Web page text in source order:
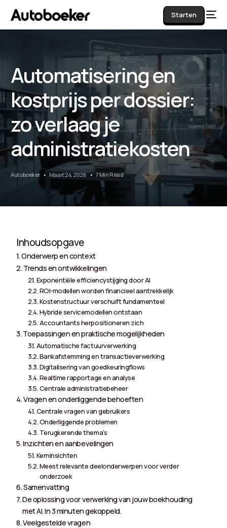
Starten
Automatisering en
kostprijs per dossier:
zo verlaag je
administratiekosten
Autoboeker Maart 24, 2026 7 Min Read
Inhoudsopgave
Onderwerp en context
Trends en ontwikkelingen
Exponentiële efficiencystijging door AI
ROI-modellen worden financieel aantrekkelijk
Kostenstructuur verschuift fundamenteel
Hybride servicemodellen ontstaan
Accountants herpositioneren zich
Toepassingen en praktische mogelijkheden
Automatische factuurverwerking
Bankafstemming en transactieverwerking
Digitalisering van goedkeuringflows
Realtime rapportage en analyse
Centrale administratiebeheer
Vragen en onderliggende behoeften
Centrale vragen van gebruikers
Onderliggende problemen
Terugkerende thema’s
Inzichten en aanbevelingen
Kerninsichten
Meest relevante deelonderwerpen voor verder
onderzoek
Samenvatting
De oplossing voor verwerking van jouw boekhouding
met AI. In 3 minuten gekoppeld.
Veelgestelde vragen